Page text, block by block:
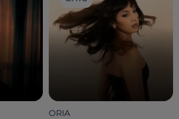
ORIA